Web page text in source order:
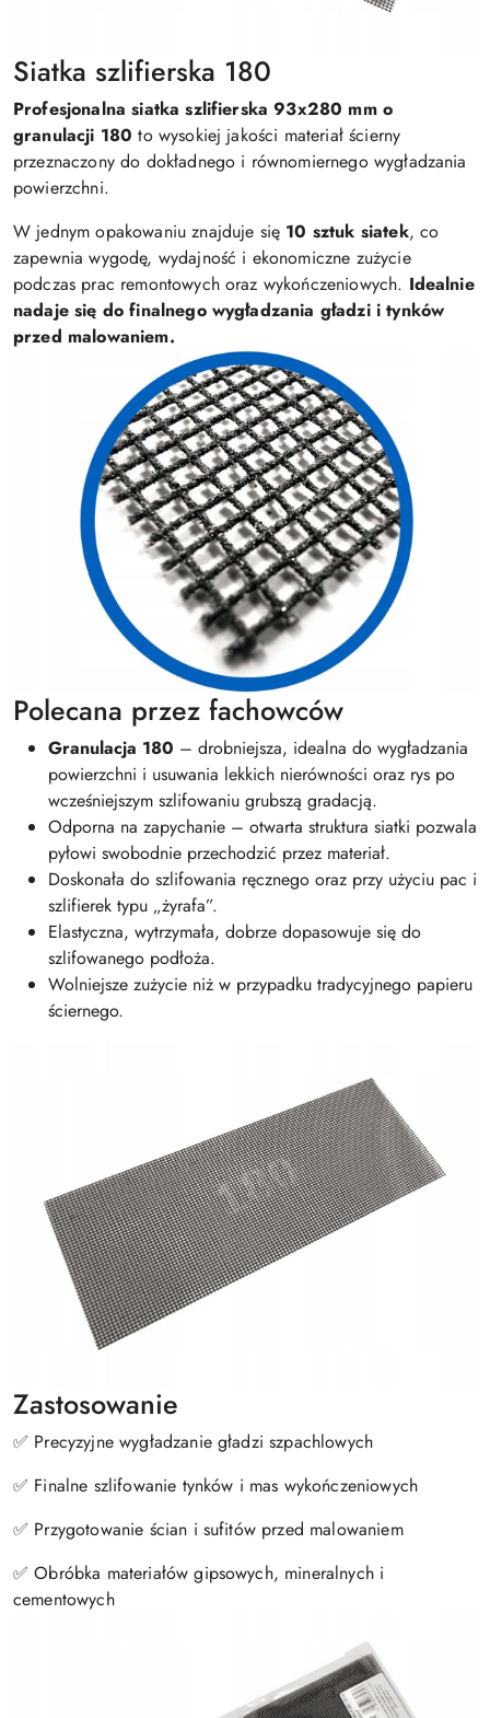
Siatka szlifierska 180
Profesjonalna siatka szlifierska93x280 mm o
granulacji 180 to wysokiej jakości materiał ścierny
przeznaczony do dokładnego i równomiernego wygładzania
powierzchni.
W jednym opakowaniu znajduje się 10 sztuk siatek, co
zapewnia wygodę, wydajność i ekonomiczne zużycie
podczas prac remontowych oraz wykończeniowych. Idealnie
nadaje się do finalnego wygładzania gładzi i tynków
przed malowaniem.
Polecana przez fachowców
Granulacja 180 – drobniejsza, idealna do wygładzania
powierzchni i usuwania lekkich nierówności oraz rys po
wcześniejszym szlifowaniu grubszą gradacją.
Odporna na zapychanie – otwarta struktura siatki pozwala
pyłowi swobodnie przechodzić przez materiał.
Doskonała do szlifowania ręcznego oraz przy użyciu pac i
szlifierek typu „żyrafa”.
Elastyczna, wytrzymała, dobrze dopasowuje się do
szlifowanego podłoża.
Wolniejsze zużycie niż w przypadku tradycyjnego papieru
ściernego.
Zastosowanie
✅ Precyzyjne wygładzanie gładzi szpachlowych
✅ Finalne szlifowanie tynków i mas wykończeniowych
✅ Przygotowanie ścian i sufitów przed malowaniem
✅ Obróbka materiałów gipsowych, mineralnych i
cementowych